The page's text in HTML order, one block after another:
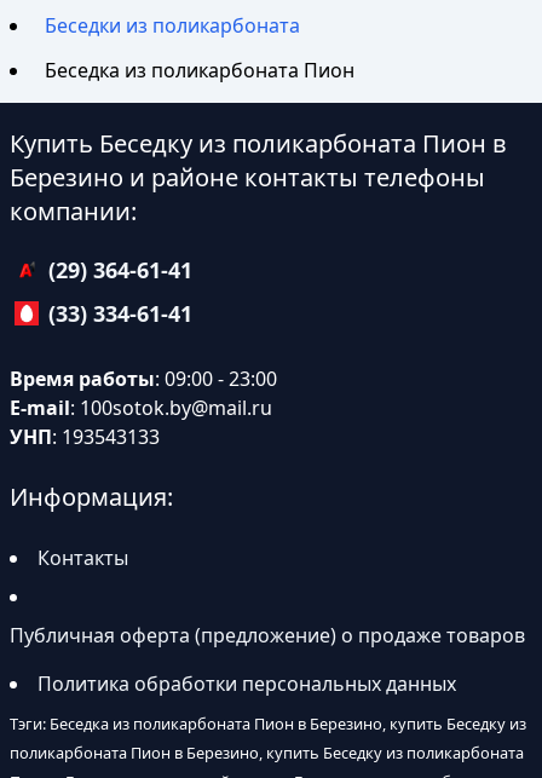
Беседки из поликарбоната
Беседка из поликарбоната Пион
Купить Беседку из поликарбоната Пион в
Березино и районе контакты телефоны
компании:
(29) 364-61-41
(33) 334-61-41
Время работы: 09:00 - 23:00
E-mail: 100sotok.by@mail.ru
УНП: 193543133
Информация:
Контакты
Публичная оферта (предложение) о продаже товаров
Политика обработки персональных данных
Тэги: Беседка из поликарбоната Пион в Березино, купить Беседку из
поликарбоната Пион в Березино, купить Беседку из поликарбоната